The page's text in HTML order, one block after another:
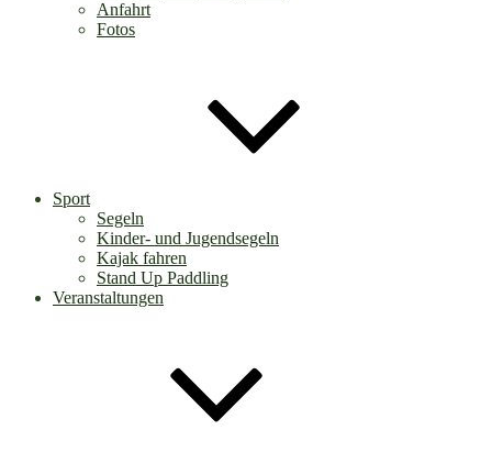
Anfahrt
Fotos
Sport
Segeln
Kinder- und Jugendsegeln
Kajak fahren
Stand Up Paddling
Veranstaltungen